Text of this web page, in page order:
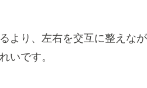
より、左右を交互に整えな
いです。